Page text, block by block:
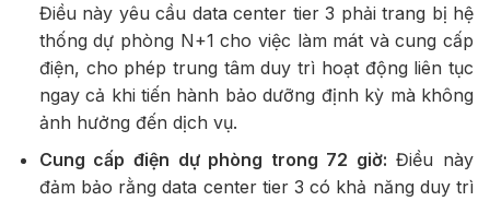
Điều này yêu cầu data center tier 3 phải trang bị hệ
thống dự phòng N+1 cho việc làm mát và cung cấp
điện, cho phép trung tâm duy trì hoạt động liên tục
ngay cả khi tiến hành bảo dưỡng định kỳ mà không
ảnh hưởng đến dịch vụ.
Cung cấp điện dự phòng trong 72 giờ: Điều này
đảm bảo rằng data center tier 3 có khả năng duy trì